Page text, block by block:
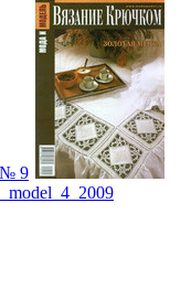
№ 9